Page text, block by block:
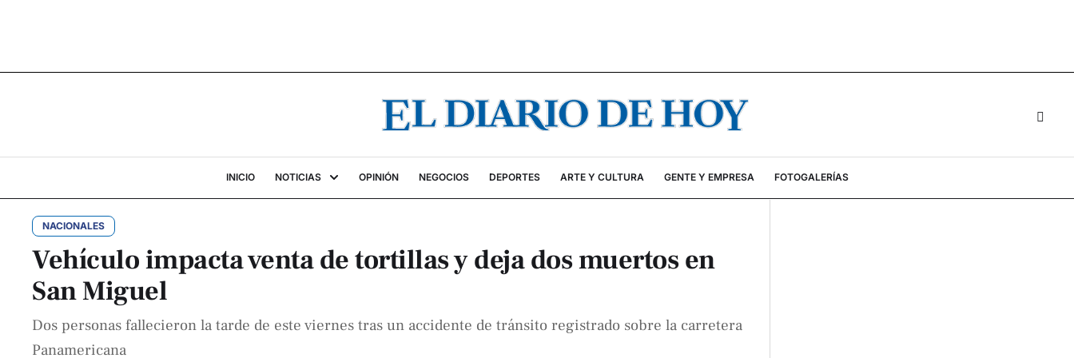
INICIO NOTICIAS OPINIÓN NEGOCIOS DEPORTES ARTE Y CULTURA GENTE Y EMPRESA FOTOGALERÍAS
NACIONALES
Vehículo impacta venta de tortillas y deja dos muertos en
San Miguel
Dos personas fallecieron la tarde de este viernes tras un accidente de tránsito registrado sobre la carretera
Panamericana